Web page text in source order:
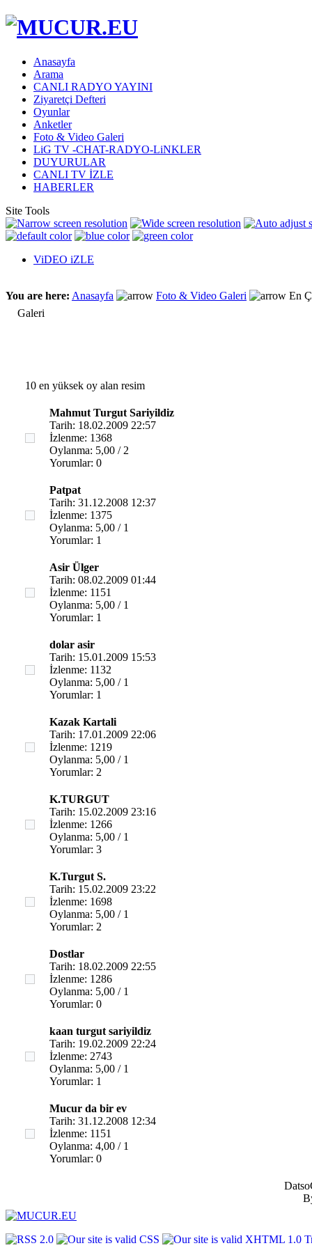
Anasayfa
Arama
CANLI RADYO YAYINI
Ziyaretçi Defteri
Oyunlar
Anketler
Foto & Video Galeri
LiG TV -CHAT-RADYO-LiNKLER
DUYURULAR
CANLI TV İZLE
HABERLER
Site Tools
ViDEO iZLE
You are here: Anasayfa Foto & Video Galeri
En
Galeri
10 en yüksek oy alan resim
Mahmut Turgut Sariyildiz
Tarih: 18.02.2009 22:57
İzlenme: 1368
Oylanma: 5,00 / 2
Yorumlar: 0
Patpat
Tarih: 31.12.2008 12:37
İzlenme: 1375
Oylanma: 5,00 / 1
Yorumlar: 1
Asir Ülger
Tarih: 08.02.2009 01:44
İzlenme: 1151
Oylanma: 5,00 / 1
Yorumlar: 1
dolar asir
Tarih: 15.01.2009 15:53
İzlenme: 1132
Oylanma: 5,00 / 1
Yorumlar: 1
Kazak Kartali
Tarih: 17.01.2009 22:06
İzlenme: 1219
Oylanma: 5,00 / 1
Yorumlar: 2
K.TURGUT
Tarih: 15.02.2009 23:16
İzlenme: 1266
Oylanma: 5,00 / 1
Yorumlar: 3
K.Turgut S.
Tarih: 15.02.2009 23:22
İzlenme: 1698
Oylanma: 5,00 / 1
Yorumlar: 2
Dostlar
Tarih: 18.02.2009 22:55
İzlenme: 1286
Oylanma: 5,00 / 1
Yorumlar: 0
kaan turgut sariyildiz
Tarih: 19.02.2009 22:24
İzlenme: 2743
Oylanma: 5,00 / 1
Yorumlar: 1
Mucur da bir ev
Tarih: 31.12.2008 12:34
İzlenme: 1151
Oylanma: 4,00 / 1
Yorumlar: 0